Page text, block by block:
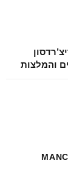
והמלצות